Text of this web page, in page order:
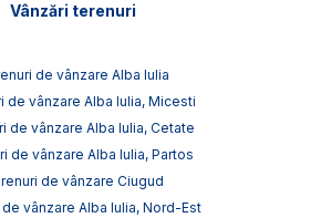
Vânzări terenuri
de vânzare Alba Iulia
de vânzare Alba Iulia, Micesti
de vânzare Alba Iulia, Cetate
de vânzare Alba Iulia, Partos
de vânzare Ciugud
vânzare Alba Iulia, Nord-Est